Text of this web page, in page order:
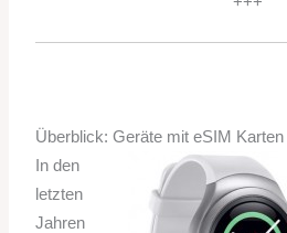
Überblick: Geräte mit eSIM
In den
letzten
Jahren